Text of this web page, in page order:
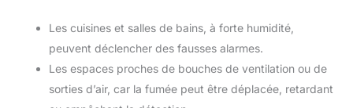
Les cuisines et salles de bains, à forte humidité,
peuvent déclencher des fausses alarmes.
Les espaces proches de bouches de ventilation ou de
sorties d’air, car la fumée peut être déplacée, retardant